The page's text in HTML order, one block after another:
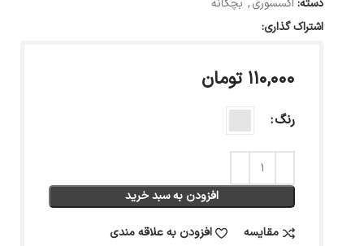
دسته: اکسسوری, بچگانه
اشتراک گذاری:
۱۱۰,۰۰۰ تومان
رنگ
افزودن به سبد خرید
مقایسه افزودن به علاقه مندی